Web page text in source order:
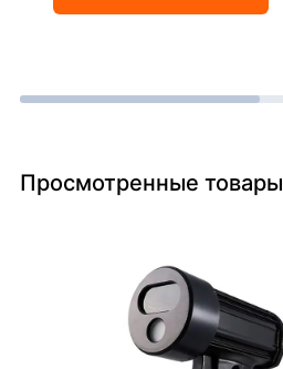
Просмотренные товары